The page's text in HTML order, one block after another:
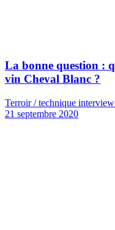
La bonne question :
vin Cheval Blanc ?
Terroir / technique
21 septembre 2020